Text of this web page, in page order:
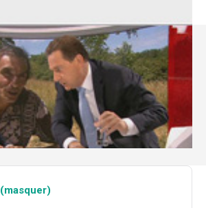
(masquer)